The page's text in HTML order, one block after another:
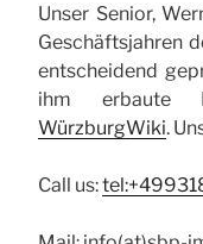
Unser Senior,
Geschäftsjahren
entscheidend
ihm erbaute
WürzburgWiki.
Call us: